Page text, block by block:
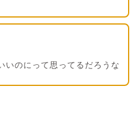
いのにって思ってるだろうな